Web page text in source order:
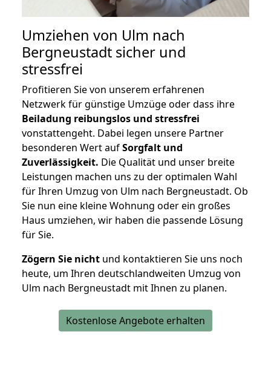
Umziehen von Ulm nach
Bergneustadt sicher und
stressfrei
Profitieren Sie von unserem erfahrenen
Netzwerk für günstige Umzüge oder dass ihre
Beiladung reibungslos und stressfrei
vonstattengeht. Dabei legen unsere Partner
besonderen Wert aufSorgfalt und
Zuverlässigkeit. Die Qualität und unser breite
Leistungen machen uns zu der optimalen Wahl
für Ihren Umzug von Ulm nach Bergneustadt. Ob
Sie nun eine kleine Wohnung oder ein großes
Haus umziehen, wir haben die passende Lösung
für Sie.
Zögern Sie nicht und kontaktieren Sie uns noch
heute, um Ihren deutschlandweiten Umzug von
Ulm nach Bergneustadt mit Ihnen zu planen.
Kostenlose Angebote erhalten